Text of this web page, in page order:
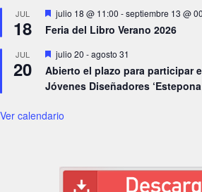
JUL
18
Destacado
julio 18 @ 11:00 -septiembre 13 @
Feria del Libro Verano 2026
JUL
20
Destacado
julio 20 -agosto 31
Abierto el plazo para participar
Jóvenes Diseñadores ‘Estepona
Ver calendario